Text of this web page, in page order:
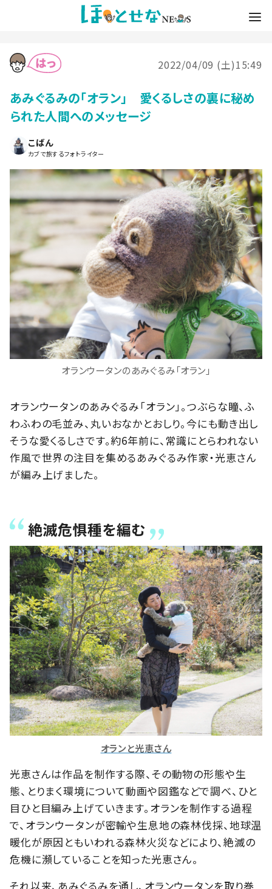
2022/04/09 (土)15:49
あみぐるみの「オラン」 愛くるしさの裏に秘め
られた人間へのメッセージ
こばん
カブで旅するフォトライター
オランウータンのあみぐるみ「オラン」
オランウータンのあみぐるみ「オラン」。つぶらな瞳、ふ
わふわの毛並み、丸いおなかとおしり。今にも動き出し
そうな愛くるしさです。約6年前に、常識にとらわれない
作風で世界の注目を集めるあみぐるみ作家・光恵さん
が編み上げました。
絶滅危惧種を編む
オランと光恵さん
光恵さんは作品を制作する際、その動物の形態や生
態、とりまく環境について動画や図鑑などで調べ、ひと
目ひと目編み上げていきます。オランを制作する過程
で、オランウータンが密輸や生息地の森林伐採、地球温
暖化が原因ともいわれる森林火災などにより、絶滅の
危機に瀕していることを知った光恵さん。
それ以来、あみぐるみを通し、オランウータンを取り巻